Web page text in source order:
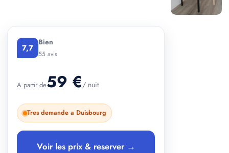
7,7 Bien
55 avis
A partir de59 €/ nuit
Tres demande a Duisbourg
Voir les prix & reserver →